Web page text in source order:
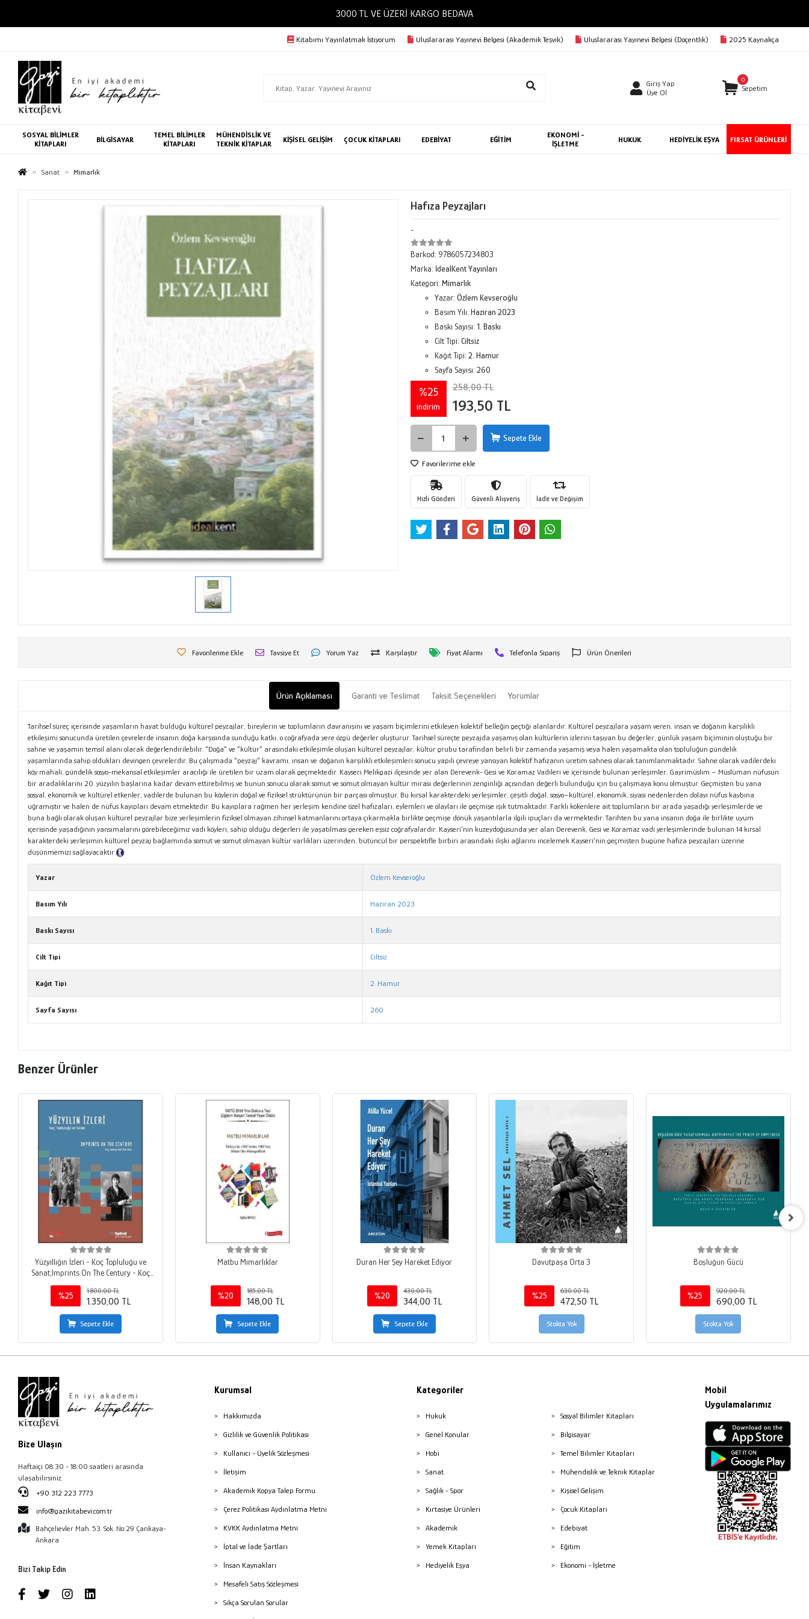
3000 TL VE ÜZERİ KARGO BEDAVA
Kitabımı Yayınlatmak İstiyorum Uluslararası Yayınevi Belgesi (Akademik Teşvik) Uluslararası Yayınevi Belgesi (Doçentlik) 2025 Kaynakça
Giriş Yap
Üye Ol
0
Sepetim
SOSYAL BİLİMLER
KİTAPLARI
BİLGİSAYAR
TEMEL BİLİMLER
KİTAPLARI
MÜHENDİSLİK VE
TEKNİK KİTAPLAR
KİŞİSEL GELİŞİM ÇOCUK KİTAPLARI EDEBİYAT EĞİTİM
EKONOMİ -
İŞLETME
HUKUK HEDİYELİK EŞYA FIRSAT ÜRÜNLERİ
Sanat Mimarlık
Hafıza Peyzajları
-
Barkod: 9786057234803
Marka: İdealKent Yayınları
Kategori: Mimarlık
Yazar: Özlem Kevseroğlu
Basım Yılı: Haziran 2023
Baskı Sayısı: 1. Baskı
Cilt Tipi: Ciltsiz
Kağıt Tipi: 2. Hamur
Sayfa Sayısı: 260
%25
indirim
258,00 TL
193,50 TL
Sepete Ekle
Favorilerime ekle
Hızlı Gönderi Güvenli Alışveriş İade ve Değişim
Favorilerime Ekle Tavsiye Et Yorum Yaz Karşılaştır Fiyat Alarmı Telefonla Sipariş Ürün Önerileri
Ürün Açıklaması Garanti ve Teslimat Taksit Seçenekleri Yorumlar
Tarihsel süreç içerisinde yaşamların hayat bulduğu kültürel peyzajlar, bireylerin ve toplumların davranışını ve yaşam biçimlerini etkileyen kolektif belleğin geçtiği alanlardır. Kültürel peyzajlara yaşam veren, insan ve doğanın karşılıklı
etkileşimi sonucunda üretilen çevrelerde insanın doğa karşısında sunduğu katkı, o coğrafyada yere özgü değerler oluşturur. Tarihsel süreçte peyzajda yaşamış olan kültürlerin izlerini taşıyan bu değerler, günlük yaşam biçiminin oluştuğu bir
sahne ve yaşamın temsil alanı olarak değerlendirilebilir. “Doğa” ve “kültür” arasındaki etkileşimle oluşan kültürel peyzajlar, kültür grubu tarafından belirli bir zamanda yaşamış veya halen yaşamakta olan topluluğun gündelik
yaşamlarında sahip oldukları devingen çevrelerdir. Bu çalışmada “peyzaj” kavramı, insan ve doğanın karşılıklı etkileşimleri sonucu yapılı çevreye yansıyan kolektif hafızanın üretim sahnesi olarak tanımlanmaktadır. Sahne olarak vadilerdeki
köy mahali, gündelik sosyo-mekansal etkileşimler aracılığı ile üretilen bir uzam olarak geçmektedir. Kayseri Melikgazi ilçesinde yer alan Derevenk- Gesi ve Koramaz Vadileri ve içerisinde bulunan yerleşimler, Gayrimüslim – Müslüman nüfusun
bir aradalıklarını 20. yüzyılın başlarına kadar devam ettirebilmiş ve bunun sonucu olarak somut ve somut olmayan kültür mirası değerlerinin zenginliği açısından değerli bulunduğu için bu çalışmaya konu olmuştur. Geçmişten bu yana
sosyal, ekonomik ve kültürel etkenler, vadilerde bulunan bu köylerin doğal ve fiziksel strüktürünün bir parçası olmuştur. Bu kırsal karakterdeki yerleşimler, çeşitli doğal, sosyo–kültürel, ekonomik, siyasi nedenlerden dolayı nüfus kaybına
uğramıştır ve halen de nüfus kayıpları devam etmektedir. Bu kayıplara rağmen her yerleşim kendine özel hafızaları, eylemleri ve olayları ile geçmişe ışık tutmaktadır. Farklı kökenlere ait toplumların bir arada yaşadığı yerleşimlerde ve
buna bağlı olarak oluşan kültürel peyzajlar bize yerleşimlerin fiziksel olmayan zihinsel katmanlarını ortaya çıkarmakla birlikte geçmişe dönük yaşantılarla ilgili ipuçları da vermektedir. Tarihten bu yana insanın doğa ile birlikte uyum
içerisinde yaşadığının yansımalarını görebileceğimiz vadi köyleri, sahip olduğu değerleri ile yaşatılması gereken eşsiz coğrafyalardır. Kayseri’nin kuzeydoğusunda yer alan Derevenk, Gesi ve Koramaz vadi yerleşimlerinde bulunan 14 kırsal
karakterdeki yerleşimin kültürel peyzaj bağlamında somut ve somut olmayan kültür varlıkları üzerinden, bütüncül bir perspektifle birbiri arasındaki ilişki ağlarını incelemek Kayseri’nin geçmişten bugüne hafıza peyzajları üzerine
düşünmemizi sağlayacaktır.
Yazar Özlem Kevseroğlu
Basım Yılı Haziran 2023
Baskı Sayısı 1. Baskı
Cilt Tipi Ciltsiz
Kağıt Tipi 2. Hamur
Sayfa Sayısı 260
Benzer Ürünler
Yüzyıllığın İzleri - Koç Topluluğu ve
Sanat;Imprints On The Century - Koç
Group and the Arts
%25
1.800,00 TL
1.350,00 TL
Sepete Ekle
Matbu Mimarlıklar
%20
185,00 TL
148,00 TL
Sepete Ekle
Duran Her Şey Hareket Ediyor
%20
430,00 TL
344,00 TL
Sepete Ekle
Davutpaşa Orta 3
%25
630,00 TL
472,50 TL
Stokta Yok
Boşluğun Gücü
%25
920,00 TL
690,00 TL
Stokta Yok
Bize Ulaşın
Haftaiçi 08:30 - 18:00 saatleri arasında
ulaşabilirsiniz.
+90 312 223 7773
info@gazikitabevi.com.tr
Bahçelievler Mah. 53. Sok. No:29 Çankaya-
Ankara
Bizi Takip Edin
Kurumsal
Hakkımızda
Gizlilik ve Güvenlik Politikası
Kullanıcı - Üyelik Sözleşmesi
İletişim
Akademik Kopya Talep Formu
Çerez Politikası Aydınlatma Metni
KVKK Aydınlatma Metni
İptal ve İade Şartları
İnsan Kaynakları
Mesafeli Satış Sözleşmesi
Sıkça Sorulan Sorular
Kategoriler
Hukuk
Genel Konular
Hobi
Sanat
Sağlık - Spor
Kırtasiye Ürünleri
Akademik
Yemek Kitapları
Hediyelik Eşya
Sosyal Bilimler Kitapları
Bilgisayar
Temel Bilimler Kitapları
Mühendislik ve Teknik Kitaplar
Kişisel Gelişim
Çocuk Kitapları
Edebiyat
Eğitim
Ekonomi - İşletme
Mobil
Uygulamalarımız